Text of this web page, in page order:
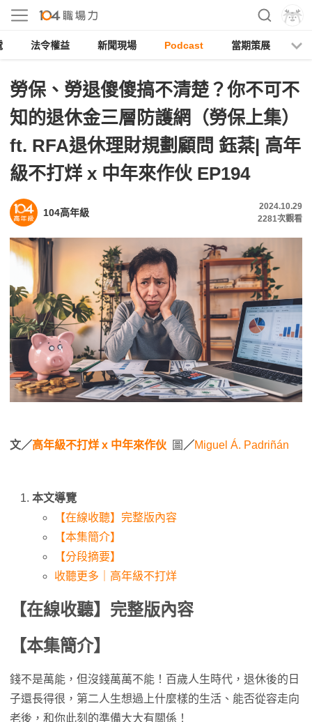
法令權益 新聞現場 Podcast 當期策展
勞保、勞退傻傻搞不清楚？你不可不
知的退休金三層防護網（勞保上集）
ft. RFA退休理財規劃顧問 鈺棻| 高年
級不打烊 x 中年來作伙 EP194
104高年級
2024.10.29
2281次觀看
文／高年級不打烊 x 中年來作伙 圖 ／Miguel Á. Padriñán
本文導覽
【在線收聽】完整版內容
【本集簡介】
【分段摘要】
收聽更多｜高年級不打烊
【在線收聽】完整版內容
【本集簡介】
錢不是萬能，但沒錢萬萬不能！百歲人生時代，退休後的日
子還長得很，第二人生想過上什麼樣的生活、能否從容走向
老後，和你此刻的準備大大有關係！